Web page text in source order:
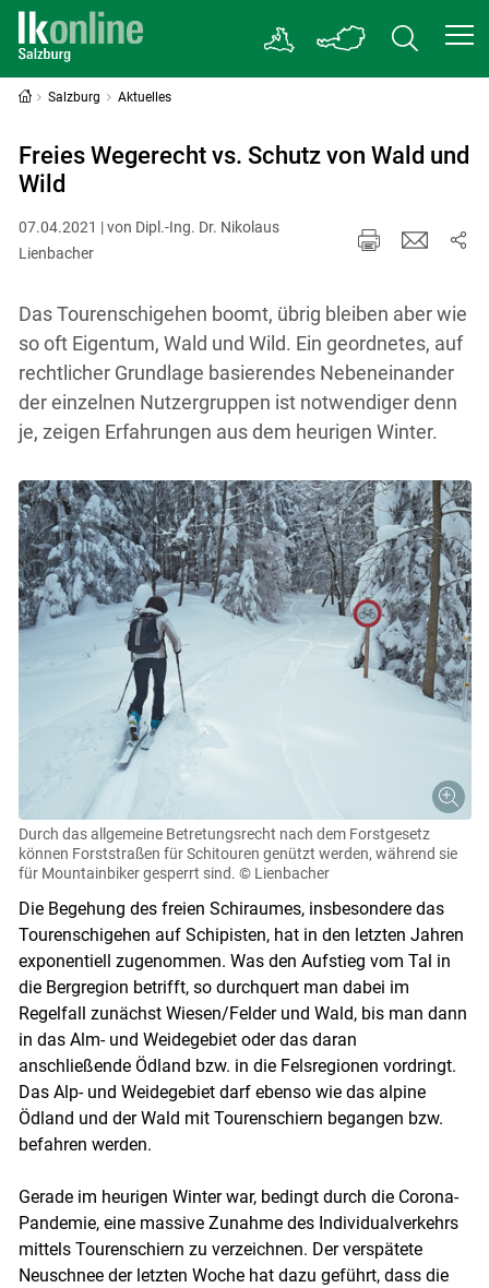
Salzburg Aktuelles
Freies Wegerecht vs. Schutz von Wald und
Wild
07.04.2021 | von Dipl.-Ing. Dr. Nikolaus
Lienbacher
Das Tourenschigehen boomt, übrig bleiben aber wie
so oft Eigentum, Wald und Wild. Ein geordnetes, auf
rechtlicher Grundlage basierendes Nebeneinander
der einzelnen Nutzergruppen ist notwendiger denn
je, zeigen Erfahrungen aus dem heurigen Winter.
Durch das allgemeine Betretungsrecht nach dem Forstgesetz
können Forststraßen für Schitouren genützt werden, während sie
für Mountainbiker gesperrt sind. © Lienbacher
Die Begehung des freien Schiraumes, insbesondere das
Tourenschigehen auf Schipisten, hat in den letzten Jahren
exponentiell zugenommen. Was den Aufstieg vom Tal in
die Bergregion betrifft, so durchquert man dabei im
Regelfall zunächst Wiesen/Felder und Wald, bis man dann
in das Alm- und Weidegebiet oder das daran
anschließende Ödland bzw. in die Felsregionen vordringt.
Das Alp- und Weidegebiet darf ebenso wie das alpine
Ödland und der Wald mit Tourenschiern begangen bzw.
befahren werden.
Gerade im heurigen Winter war, bedingt durch die Corona-
Pandemie, eine massive Zunahme des Individualverkehrs
mittels Tourenschiern zu verzeichnen. Der verspätete
Neuschnee der letzten Woche hat dazu geführt, dass die